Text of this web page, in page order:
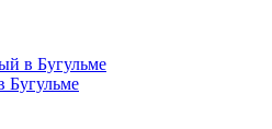
в Бугульме
Бугульме